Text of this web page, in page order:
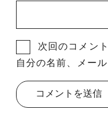
次回のコメン
自分の名前、メー